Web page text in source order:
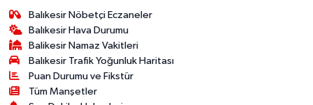
Balıkesir Nöbetçi Eczaneler
Balıkesir Hava Durumu
Balikesir Namaz Vakitleri
Balıkesir Trafik Yoğunluk Haritası
Puan Durumu ve Fikstür
Tüm Manşetler
YAŞAM